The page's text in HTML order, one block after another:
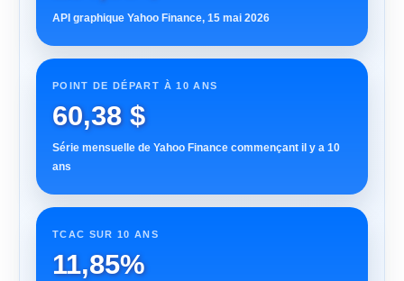
API graphique Yahoo Finance, 15 mai 2026
POINT DE DÉPART À 10 ANS
60,38 $
Série mensuelle de Yahoo Finance commençant il y a 10
ans
TCAC SUR 10 ANS
11,85%